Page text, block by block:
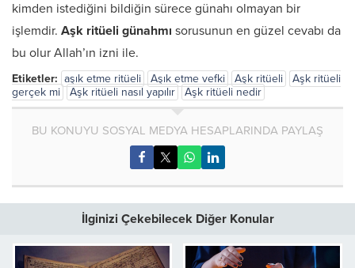
kimden istediğini bildiğin sürece günahı olmayan bir
işlemdir. Aşk ritüeli günahmı sorusunun en güzel cevabı da
bu olur Allah’ın izni ile.
Etiketler: aşık etme ritüeli Aşık etme vefki Aşk ritüeli
Aşk ritüeli
gerçek mi
Aşk ritüeli nasıl yapılır Aşk ritüeli nedir
BU KONUYU SOSYAL MEDYA HESAPLARINDA PAYLAŞ
İlginizi Çekebilecek Diğer Konular